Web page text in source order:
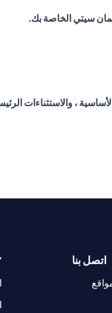
سيتي الخاصة بك.
، والاستثناءات
اتصل بنا
(opens in a new tab)